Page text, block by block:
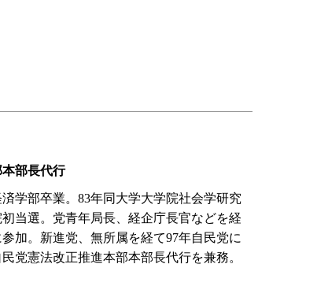
部長代行
学部卒業。83年同大学大学院社会学研究
当選。党青年局長、経企庁長官などを経
加。新進党、無所属を経て97年自民党に
党憲法改正推進本部本部長代行を兼務。